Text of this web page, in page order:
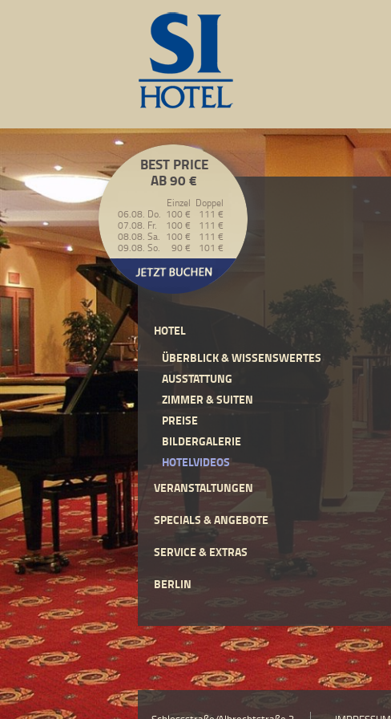
BEST PRICE
AB 90 €
Einzel Doppel
06.08. Do. 100 €
111 €
07.08. Fr.
100 €
111 €
08.08. Sa. 100 €
111 €
09.08. So.
90 € 101 €
HOTEL
ÜBERBLICK & WISSENSWERTES
AUSSTATTUNG
ZIMMER & SUITEN
PREISE
BILDERGALERIE
HOTELVIDEOS
VERANSTALTUNGEN
SPECIALS & ANGEBOTE
SERVICE & EXTRAS
BERLIN